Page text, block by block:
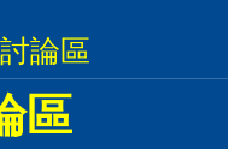
論區
區